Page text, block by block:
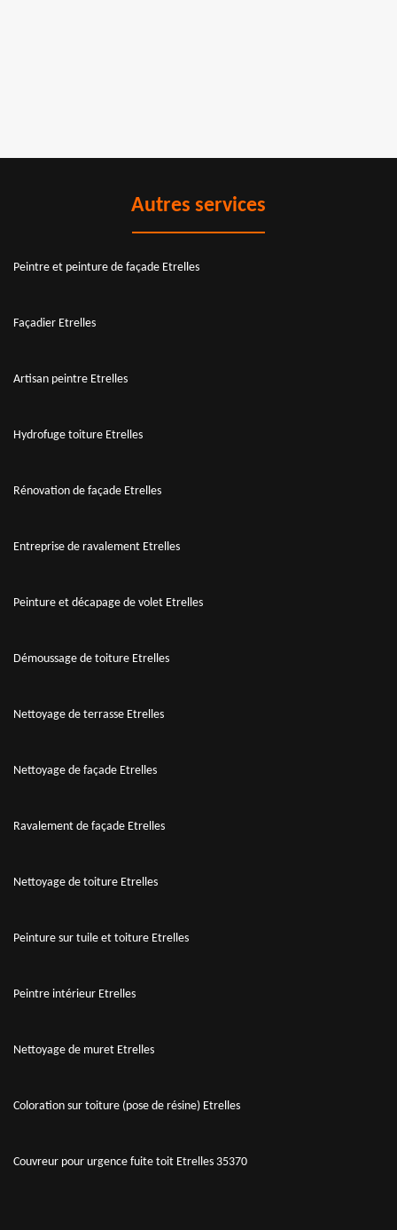
Autres services
Peintre et peinture de façade Etrelles
Façadier Etrelles
Artisan peintre Etrelles
Hydrofuge toiture Etrelles
Rénovation de façade Etrelles
Entreprise de ravalement Etrelles
Peinture et décapage de volet Etrelles
Démoussage de toiture Etrelles
Nettoyage de terrasse Etrelles
Nettoyage de façade Etrelles
Ravalement de façade Etrelles
Nettoyage de toiture Etrelles
Peinture sur tuile et toiture Etrelles
Peintre intérieur Etrelles
Nettoyage de muret Etrelles
Coloration sur toiture (pose de résine) Etrelles
Couvreur pour urgence fuite toit Etrelles 35370